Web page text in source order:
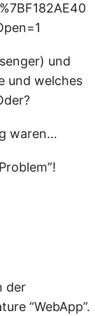
und
und welches
waren…
der
“WebApp”.